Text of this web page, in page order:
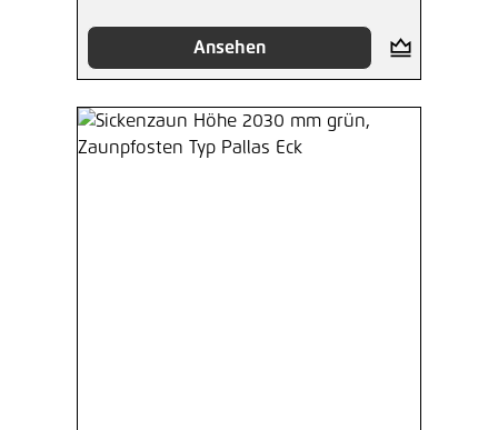
Ansehen